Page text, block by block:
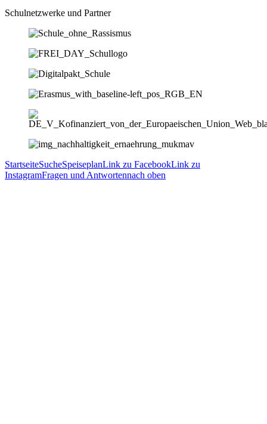
Schulnetzwerke und Partner
StartseiteSucheSpeiseplanLink zu FacebookLink zu
InstagramFragen und Antwortennach oben